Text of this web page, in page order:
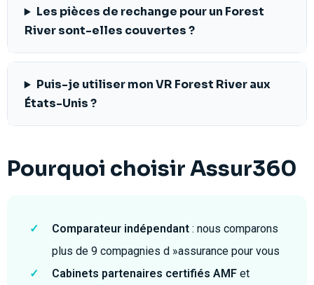
Les pièces de rechange pour un Forest
River sont-elles couvertes ?
Puis-je utiliser mon VR Forest River aux
États-Unis ?
Pourquoi choisir Assur360
✓ Comparateur indépendant: nous comparons
plus de 9 compagnies d »assurance pour vous
✓
Cabinets partenaires certifiés AMFet